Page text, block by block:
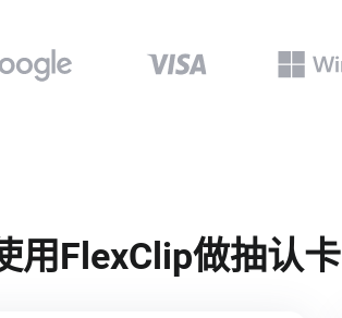
用FlexClip做抽认卡